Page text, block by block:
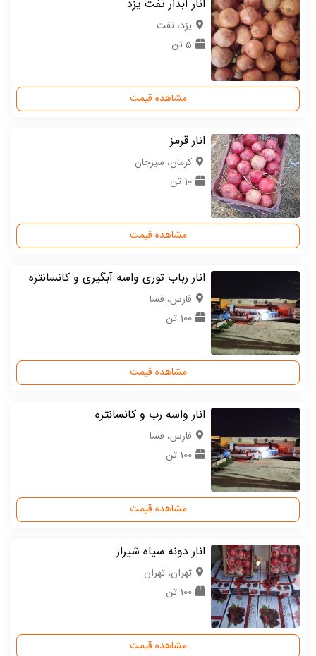
انار آبدار تفت یزد
یزد، تفت
5 تن
مشاهده قیمت
انار قرمز
كرمان، سیرجان
10 تن
مشاهده قیمت
انار رباب توری واسه آبگیری و کانسانتره
فارس، فسا
100 تن
مشاهده قیمت
انار واسه رب و کانسانتره
فارس، فسا
100 تن
مشاهده قیمت
انار دونه سیاه شیراز
تهران، تهران
100 تن
مشاهده قیمت